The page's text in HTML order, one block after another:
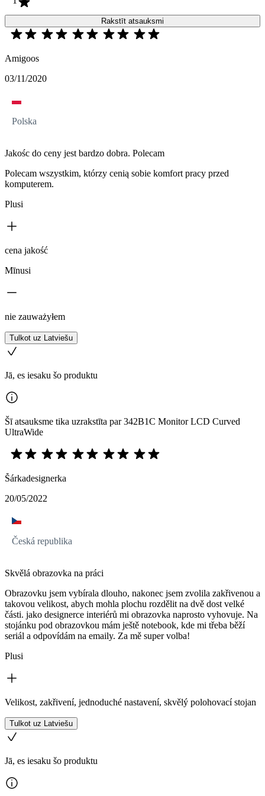
Rakstīt atsauksmi
Amigoos
03/11/2020
Polska
Jakośc do ceny jest bardzo dobra. Polecam
Polecam wszystkim, którzy cenią sobie komfort pracy przed
komputerem.
Plusi
cena jakość
Mīnusi
nie zauważyłem
Tulkot uz Latviešu
Jā, es iesaku šo produktu
Šī atsauksme tika uzrakstīta par 342B1C Monitor LCD Curved
UltraWide
Šárkadesignerka
20/05/2022
Česká republika
Skvělá obrazovka na práci
Obrazovku jsem vybírala dlouho, nakonec jsem zvolila zakřivenou a
takovou velikost, abych mohla plochu rozdělit na dvě dost velké
části. jako designerce interiérů mi obrazovka naprosto vyhovuje. Na
stojánku pod obrazovkou mám ještě notebook, kde mi třeba běží
seriál a odpovídám na emaily. Za mě super volba!
Plusi
Velikost, zakřivení, jednoduché nastavení, skvělý polohovací stojan
Tulkot uz Latviešu
Jā, es iesaku šo produktu